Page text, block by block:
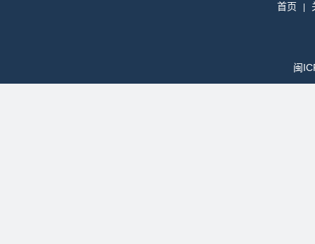
首页
闽